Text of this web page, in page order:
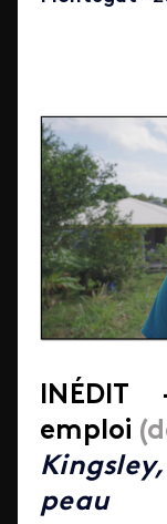
IN É
emploi
peau